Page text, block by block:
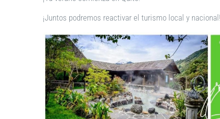
¡Juntos podremos reactivar el turismo local y